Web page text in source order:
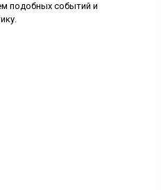
подобных событий и